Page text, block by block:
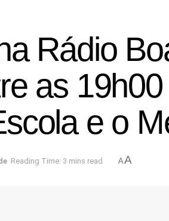
Rádio
as
e o
Reading Time: 3 mins read AA